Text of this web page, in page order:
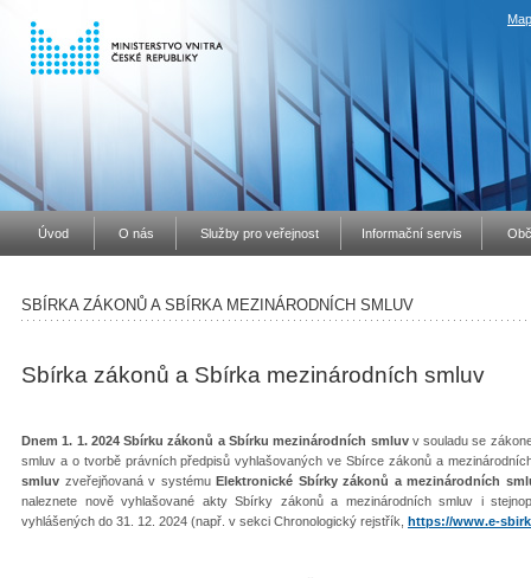
Úvod O nás Služby pro veřejnost Informační servis
SBÍRKA ZÁKONŮ A SBÍRKA MEZINÁRODNÍCH SMLUV
Sbírka zákonů a Sbírka mezinárodních smluv
Dnem 1. 1. 2024 Sbírku zákonů a Sbírku mezinárodních smluvv souladu se
smluv a o tvorbě právních předpisů vyhlašovaných ve Sbírce zákonů a
smluv zveřejňovaná v systémuElektronické Sbírky zákonů a mezinárodních
naleznete nově vyhlašované akty Sbírky zákonů a mezinárodních smluv i
vyhlášených do 31. 12. 2024 (např. v sekci Chronologický rejstřík, https://www.e-